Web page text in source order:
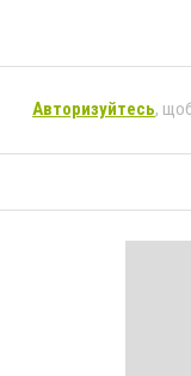
Авторизуйтесь,